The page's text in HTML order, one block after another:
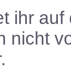
ihr
nicht